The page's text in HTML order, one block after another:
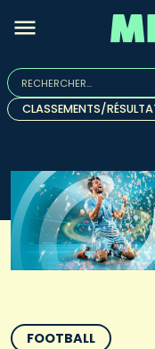
Rechercher :
Quand les résultats
CLASSEMENTS/
FOOTBALL